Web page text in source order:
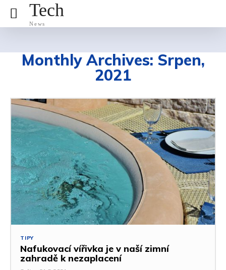
Tech
News
Monthly Archives: Srpen,
2021
TIPY
Nafukovací vířivka je v naší zimní
zahradě k nezaplacení